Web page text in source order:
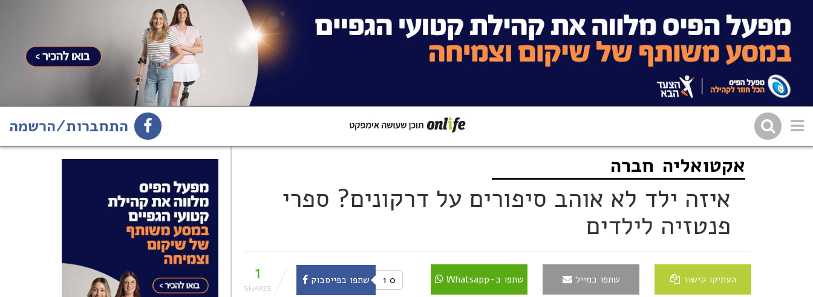
התחברות/הרשמה
שתפו בפייסבוק הירשמו לניוזלטר 1 אקטואליה חברה
איזה ילד לא אוהב סיפורים על דרקונים? ספרי
פנטזיה לילדים
העתיקו קישור שתפו במייל שתפו ב-Whatsapp 0 שתפו בפייסבוק 1